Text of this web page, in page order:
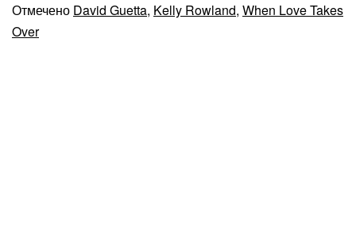
Отмечено David Guetta, Kelly Rowland, When Love Takes
Over